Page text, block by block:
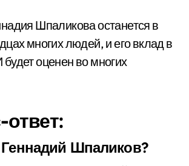
Шпаликова останется в
многих людей, и его вклад в
оценен во многих
Геннадий Шпаликов?